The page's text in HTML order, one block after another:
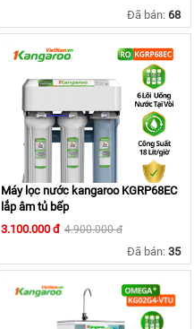
Đã bán: 68
Máy lọc nước kangaroo KGRP68EC
lắp âm tủ bếp
3.100.000 đ 4.900.000 đ
Đã bán: 35